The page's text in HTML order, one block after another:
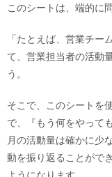
このシートは、端的に
「たとえば、営業チー
て、営業担当者の活動
う。
そこで、このシートを
で、『もう何をやって
月の活動量は確かに少
動を振り返ることがで